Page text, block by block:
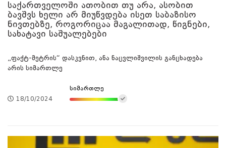
საქართველოში ათობით თუ არა, ასობით
ბავშვს ხელი არ მიუწვდება ისეთ საბაზისო
ნივთებზე, როგორიცაა მაგალითად, წიგნები,
სახატავი საშუალებები
„ფაქტ-მეტრის“ დასკვნით, ანა ნაცვლიშვილის განცხადება
არის სიმართლე
18/10/2024
სიმართლე